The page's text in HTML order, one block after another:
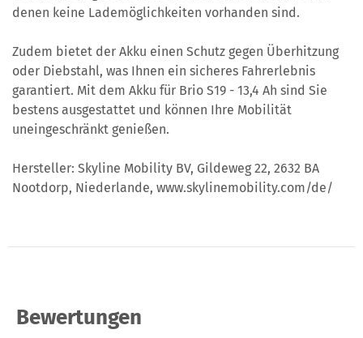
denen keine Lademöglichkeiten vorhanden sind.
Zudem bietet der Akku einen Schutz gegen Überhitzung
oder Diebstahl, was Ihnen ein sicheres Fahrerlebnis
garantiert. Mit dem Akku für Brio S19 - 13,4 Ah sind Sie
bestens ausgestattet und können Ihre Mobilität
uneingeschränkt genießen.
Hersteller: Skyline Mobility BV, Gildeweg 22, 2632 BA
Nootdorp, Niederlande, www.skylinemobility.com/de/
Bewertungen